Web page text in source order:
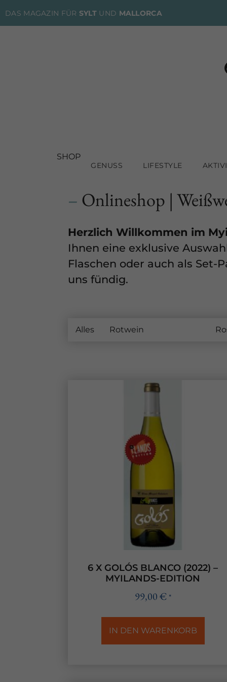
DAS MAGAZIN FÜR SYLT UND MALLORCA
SHOP
GENUSS LIFESTYLE
– Onlineshop |
Herzlich Willkommen im
Ihnen eine exklusive
Flaschen oder auch als Set-
uns fündig.
Alles Rotwein
6 X GOLÓS BLANCO (2022) –
MYILANDS-EDITION
99,00€ *
IN DEN WARENKORB